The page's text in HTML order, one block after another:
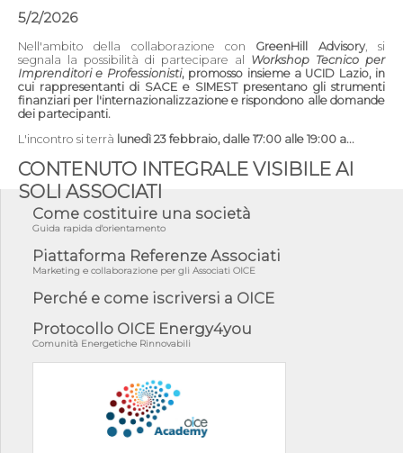
5/2/2026
Nell'ambito della collaborazione con GreenHill Advisory, si
segnala la possibilità di partecipare al Workshop Tecnico per
Imprenditori e Professionisti, promosso insieme a UCID Lazio, in
cui rappresentanti di SACE e SIMEST presentano gli strumenti
finanziari per l'internazionalizzazione e rispondono alle domande
dei partecipanti.
L'incontro si terrà lunedì 23 febbraio, dalle 17:00 alle 19:00 a...
CONTENUTO INTEGRALE VISIBILE AI
SOLI ASSOCIATI
Come costituire una società
Guida rapida d'orientamento
Piattaforma Referenze Associati
Marketing e collaborazione per gli Associati OICE
Perché e come iscriversi a OICE
Protocollo OICE Energy4you
Comunità Energetiche Rinnovabili